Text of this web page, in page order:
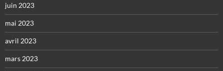
juin 2023
mai 2023
avril 2023
mars 2023